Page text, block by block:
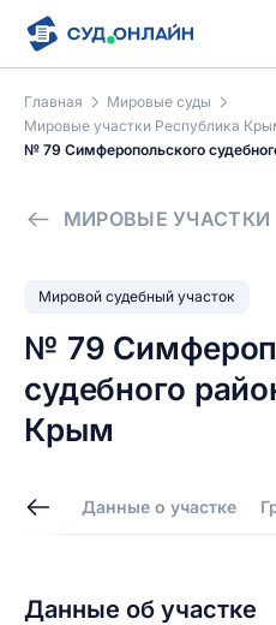
Главная
Мировые суды
Мировые участки Республика
№ 79 Симферопольского
МИРОВЫЕ УЧАСТКИ
Мировой судебный участок
№ 79
судебного
Крым
Данные о участке
Данные об участке